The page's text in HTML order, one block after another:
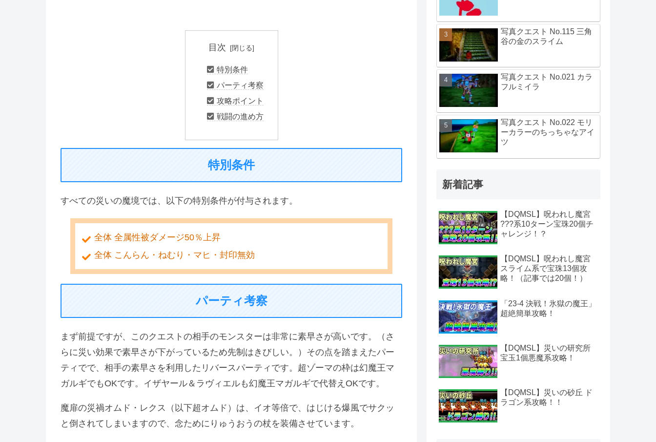
目次
特別条件
パーティ考察
攻略ポイント
戦闘の進め方
特別条件
すべての災いの魔境では、以下の特別条件が付与されます。
全体 全属性被ダメージ50％上昇
全体 こんらん・ねむり・マヒ・封印無効
パーティ考察
まず前提ですが、このクエストの相手のモンスターは非常に素早さが高いです。（さ
らに災い効果で素早さが下がっているため先制はきびしい。）その点を踏まえたパー
ティでで、相手の素早さを利用したリバースパーティです。超ゾーマの枠は幻魔王マ
ガルギでもOKです。イザヤール＆ラヴィエルも幻魔王マガルギで代替えOKです。
魔扉の災禍オムド・レクス（以下超オムド）は、イオ等倍で、はじける爆風でサクッ
と倒されてしまいますので、念ためにりゅうおうの杖を装備させています。
写真クエスト No.115 三角
谷の金のスライム
写真クエスト No.021 カラ
フルミイラ
写真クエスト No.022 モリ
ーカラーのちっちゃなアイ
ツ
新着記事
【DQMSL】呪われし魔宮
???系10ターン宝珠20個チ
ャレンジ！？
【DQMSL】呪われし魔宮
スライム系で宝珠13個攻
略！（記事では20個！）
「23-4 決戦！氷獄の魔王」
超絶簡単攻略！
【DQMSL】災いの研究所
宝玉1個悪魔系攻略！
【DQMSL】災いの砂丘 ド
ラゴン系攻略！！